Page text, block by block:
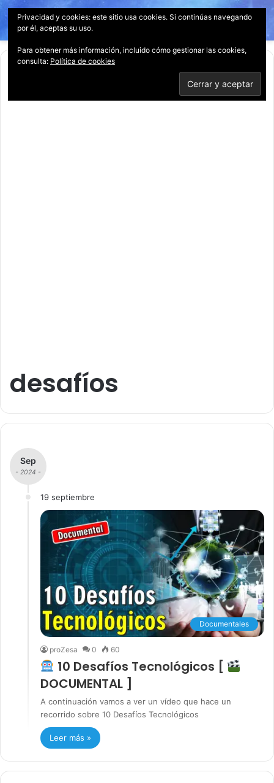
Menú
desafíos
Sep
- 2024 -
19 septiembre
Documentales
proZesa 0 60
10 Desafíos Tecnológicos [
DOCUMENTAL ]
A continuación vamos a ver un vídeo que hace un
recorrido sobre 10 Desafíos Tecnológicos
Leer más »
Privacidad y cookies: este sitio usa cookies. Si continúas navegando
por él, aceptas su uso.
Para obtener más información, incluido cómo gestionar las cookies,
consulta: Política de cookies